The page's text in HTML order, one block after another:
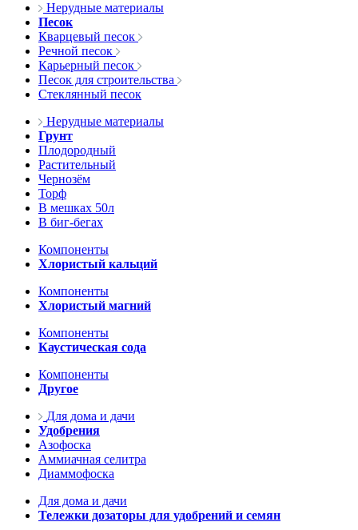
Нерудные материалы
Песок
Кварцевый песок
Речной песок
Карьерный песок
Песок для строительства
Стеклянный песок
Нерудные материалы
Грунт
Плодородный
Растительный
Чернозём
Торф
В мешках 50л
В биг-бегах
Компоненты
Хлористый кальций
Компоненты
Хлористый магний
Компоненты
Каустическая сода
Компоненты
Другое
Для дома и дачи
Удобрения
Азофоска
Аммиачная селитра
Диаммофоска
Для дома и дачи
Тележки дозаторы для удобрений и семян